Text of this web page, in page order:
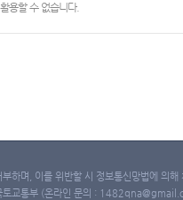
용할 수 없습니다.
하며, 이를 위반할 시 정보통신망법에 의
토교통부 (온라인 문의 :